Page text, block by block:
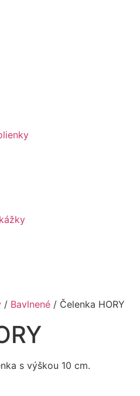
/ Bavlnené / Čelenka HORY
s výškou 10 cm.